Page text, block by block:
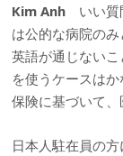
Kim Anh いい質
は公的な病院のみ
英語が通じない
を使うケースは
保険に基づいて、
日本人駐在員の